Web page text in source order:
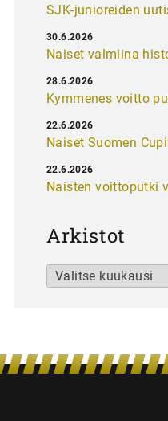
SJK-junioreiden
Naiset valmiina
30.6.2026
Kymmenes voitto
28.6.2026
Naiset Suomen
22.6.2026
Naisten voittoputki
22.6.2026
Arkistot
Arkistot